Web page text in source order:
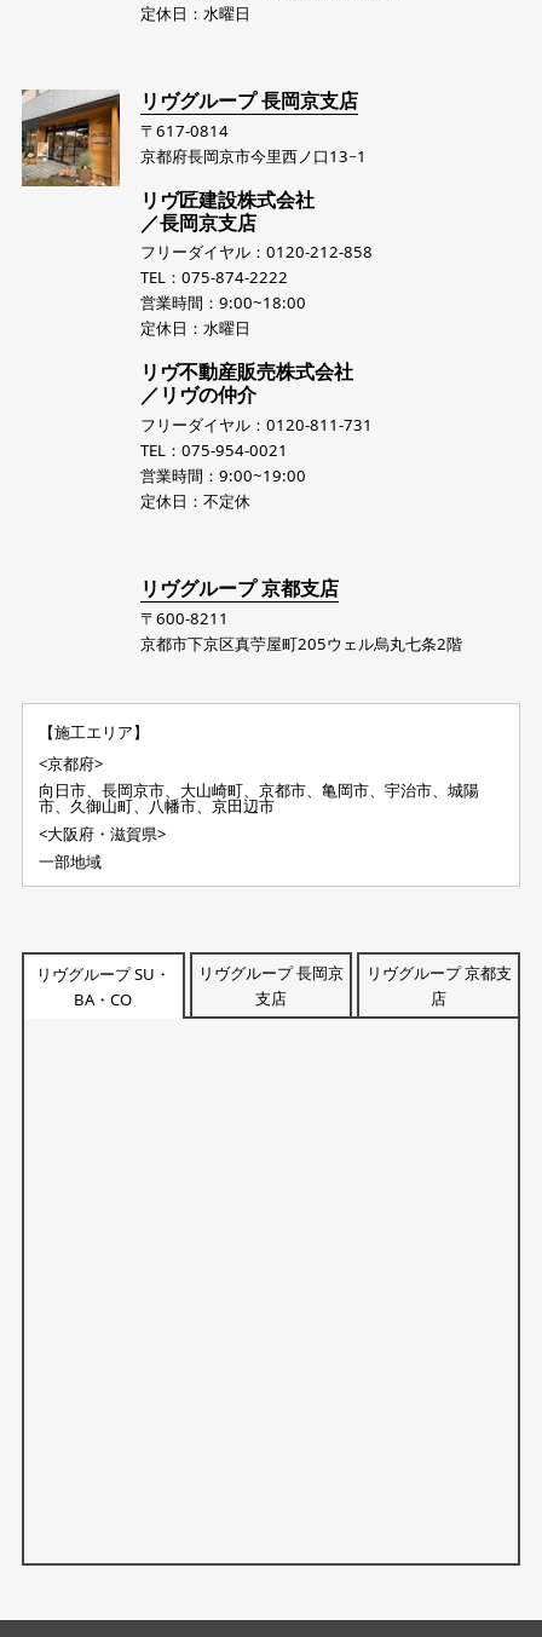
定休日：水曜日
リヴグループ 長岡京支店
〒617-0814
京都府長岡京市今里西ノ口13−1
リヴ匠建設株式会社
／長岡京支店
フリーダイヤル：0120-212-858
TEL：075-874-2222
営業時間：9:00~18:00
定休日：水曜日
リヴ不動産販売株式会社
／リヴの仲介
フリーダイヤル：0120-811-731
TEL：075-954-0021
営業時間：9:00~19:00
定休日：不定休
リヴグループ 京都支店
〒600-8211
京都市下京区真苧屋町205ウェル烏丸七条2階
【施工エリア】
<京都府>
向日市、長岡京市、大山崎町、京都市、亀岡市、宇治市、城陽
市、久御山町、八幡市、京田辺市
<大阪府・滋賀県>
一部地域
リヴグループ SU・
BA・CO
リヴグループ 長岡京
支店
リヴグループ 京都支
店